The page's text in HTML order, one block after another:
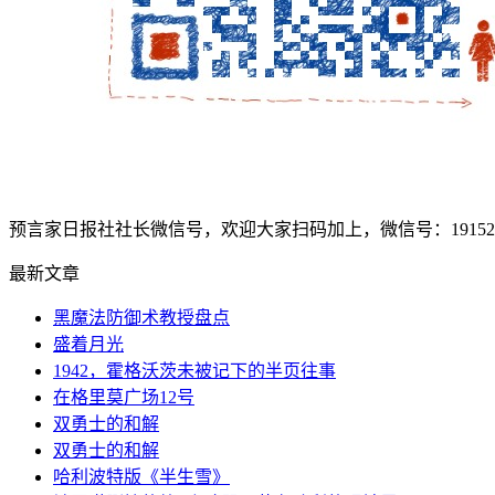
预言家日报社社长微信号，欢迎大家扫码加上，微信号：
最新文章
黑魔法防御术教授盘点
盛着月光
1942，霍格沃茨未被记下的半页往事
在格里莫广场12号
双勇士的和解
双勇士的和解
哈利波特版《半生雪》